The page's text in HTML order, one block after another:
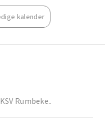
kalender
Rumbeke..